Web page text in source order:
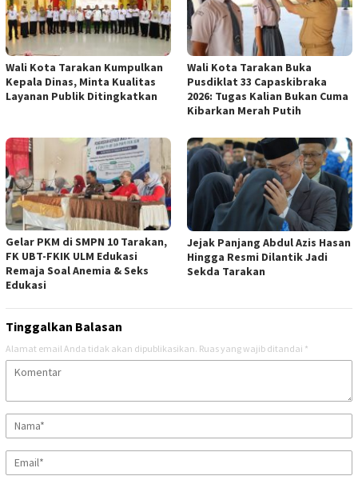
Wali Kota Tarakan Kumpulkan
Kepala Dinas, Minta Kualitas
Layanan Publik Ditingkatkan
Wali Kota Tarakan Buka
Pusdiklat 33 Capaskibraka
2026: Tugas Kalian Bukan Cuma
Kibarkan Merah Putih
Gelar PKM di SMPN 10 Tarakan,
FK UBT-FKIK ULM Edukasi
Remaja Soal Anemia & Seks
Edukasi
Jejak Panjang Abdul Azis Hasan
Hingga Resmi Dilantik Jadi
Sekda Tarakan
Tinggalkan Balasan
Alamat email Anda tidak akan dipublikasikan. Ruas yang wajib ditandai *